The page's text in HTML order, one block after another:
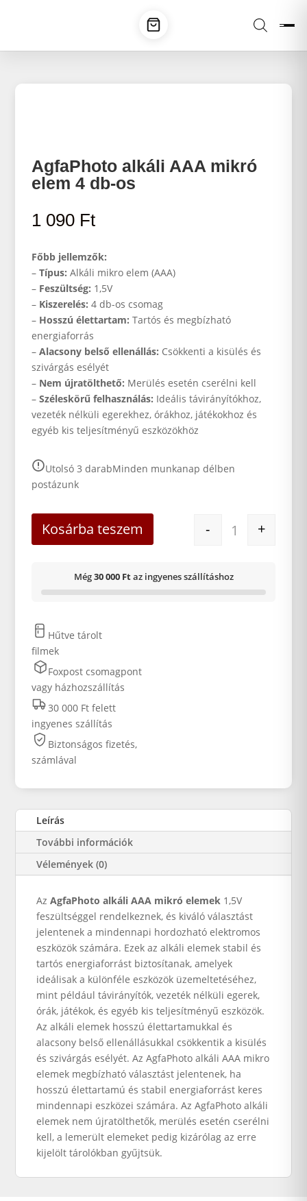
AgfaPhoto alkáli AAA mikró
elem 4 db-os
1 090 Ft
Főbb jellemzők:
–Típus: Alkáli mikro elem (AAA)
– Feszültség: 1,5V
– Kiszerelés: 4 db-os csomag
– Hosszú élettartam: Tartós és megbízható
energiaforrás
–Alacsony belső ellenállás: Csökkenti a kisülés és
szivárgás esélyét
– Nem újratölthető: Merülés esetén cserélni kell
–Széleskörű felhasználás: Ideális távirányítókhoz,
vezeték nélküli egerekhez, órákhoz, játékokhoz és
egyéb kis teljesítményű eszközökhöz
Utolsó 3 darabMinden munkanap délben
postázunk
- +
Kosárba teszem
Még30 000 Ftaz ingyenes szállításhoz
Hűtve tárolt
filmek
Foxpost csomagpont
vagy házhozszállítás
30 000 Ft felett
ingyenes szállítás
Biztonságos fizetés,
számlával
Leírás
További információk
Vélemények (0)
AzAgfaPhoto alkáli AAA mikró elemek 1,5V
feszültséggel rendelkeznek, és kiváló választást
jelentenek a mindennapi hordozható elektromos
eszközök számára. Ezek az alkáli elemek stabil és
tartós energiaforrást biztosítanak, amelyek
ideálisak a különféle eszközök üzemeltetéséhez,
mint például távirányítók, vezeték nélküli egerek,
órák, játékok, és egyéb kis teljesítményű eszközök.
Az alkáli elemek hosszú élettartamukkal és
alacsony belső ellenállásukkal csökkentik a kisülés
és szivárgás esélyét. Az AgfaPhoto alkáli AAA mikro
elemek megbízható választást jelentenek, ha
hosszú élettartamú és stabil energiaforrást keres
mindennapi eszközei számára. Az AgfaPhoto alkáli
elemek nem újratölthetők, merülés esetén cserélni
kell, a lemerült elemeket pedig kizárólag az erre
kijelölt tárolókban gyűjtsük.